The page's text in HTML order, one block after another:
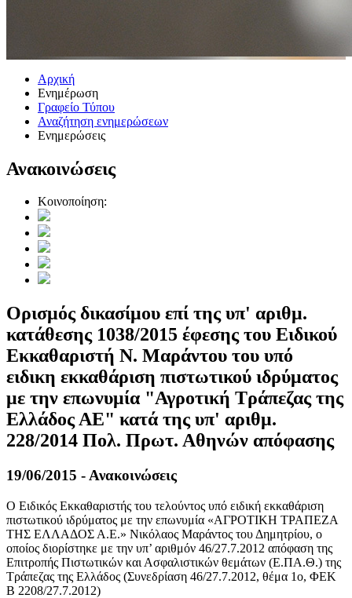
Αρχική
Ενημέρωση
Γραφείο Τύπου
Αναζήτηση ενημερώσεων
Ενημερώσεις
Ανακοινώσεις
Κοινοποίηση:
Ορισμός δικασίμου επί της υπ' αριθμ.
κατάθεσης 1038/2015 έφεσης του Ειδικού
Εκκαθαριστή Ν. Μαράντου του υπό
ειδικη εκκαθάριση πιστωτικού ιδρύματος
με την επωνυμία "Αγροτική Τράπεζας της
Ελλάδος ΑΕ" κατά της υπ' αριθμ.
228/2014 Πολ. Πρωτ. Αθηνών απόφασης
19/06/2015 - Ανακοινώσεις
Ο Ειδικός Εκκαθαριστής του τελούντος υπό ειδική εκκαθάριση
πιστωτικού ιδρύματος με την επωνυμία «ΑΓΡΟΤΙΚΗ ΤΡΑΠΕΖΑ
ΤΗΣ ΕΛΛΑΔΟΣ Α.Ε.» Νικόλαος Μαράντος του Δημητρίου, ο
οποίος διορίστηκε με την υπ’ αριθμόν 46/27.7.2012 απόφαση της
Επιτροπής Πιστωτικών και Ασφαλιστικών θεμάτων (Ε.ΠΑ.Θ.) της
Τράπεζας της Ελλάδος (Συνεδρίαση 46/27.7.2012, θέμα 1ο, ΦΕΚ
Β 2208/27.7.2012)